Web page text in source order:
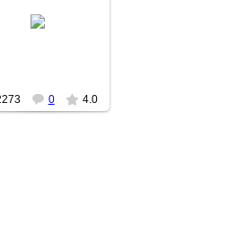
2014-09-25
0 4.0